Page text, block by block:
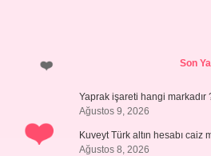
SidebarSon
Yaprak işareti hangi markadır
Ağustos 9, 2026
Kuveyt Türk altın hesabı caiz
Ağustos 8, 2026